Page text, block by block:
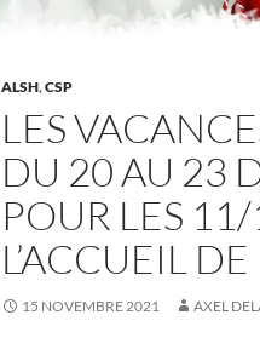
ALSH,CSP
LES
DU 20 AU 23
POUR LES
L’ACCUEIL
15 NOVEMBRE 2021 AXEL